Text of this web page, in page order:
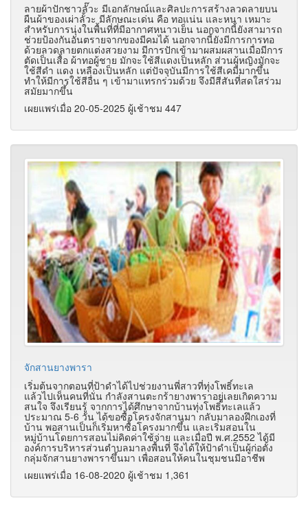
ลายผ้าปักชาวลั๊วะ มีเอกลักษณ์และศิลปะการสร้างลวดลายบน
ผืนผ้าของเผ่าลั้วะ มีลักษณะเด่น คือ ทอแน่น และหนา เหมาะ
สำหรับการนุ่งในพื้นที่ที่มีอากาศหนาวเย็น นอกจากนี้ยังสามารถ
ช่วยป้องกันอันตรายจากของมีคมได้ นอกจากนี้ยังมีการการทอ
ด้วยลวดลายตกแต่งสวยงาม มีการปักเข้ามาผสมผสานเมื่อมีการ
ตัดเป็นเสื้อ ผ้าทอผู้ชาย มักจะใช้สีแดงเป็นหลัก ส่วนผู้หญิงมักจะ
ใช้สีดำ แดง เหลืองเป็นหลัก แต่ปัจจุบันมีการใช้สีเคมีมากขึ้น
ทำให้มีการใช้สีอื่น ๆ เข้ามาแทรกร่วมด้วย จึงมีสีสันที่สดใสร่วม
สมัยมากขึ้น
เผยแพร่เมื่อ 20-05-2025 ผู้เช้าชม 447
จักสานยางพารา
เริ่มต้นจากตอนที่ป้าดำได้ไปช่วยงานพี่สาวที่ทุ่งโพธิ์ทะเล
แล้วไปเห็นคนที่นั่น กำลังสานตะกร้ายางพาราอยู่เลยเกิดความ
สนใจ จึงเรียนรู้ จากการได้ศึกษาจากบ้านทุ่งโพธิ์ทะเลแล้ว
ประมาณ 5-6 วัน ได้ขอซื้อโครงจักสานมา กลับมาลองฝึกเองที่
บ้าน พอสานเป็นก็เริ่มหาซื้อโครงมากขึ้น และเริ่มสอนใน
หมู่บ้านโดยการสอนไม่คิดค่าใช้จ่าย และเมื่อปี พ.ศ.2552 ได้มี
องค์การบริหารส่วนตำบลมาลงพื้นที่ จึงได้ให้ป้าดำเป็นผู้ก่อตั้ง
กลุ่มจักสานยางพาราขึ้นมา เพื่อสอนให้คนในชุมชนมีอาชีพ
เผยแพร่เมื่อ 16-08-2020 ผู้เช้าชม 1,361